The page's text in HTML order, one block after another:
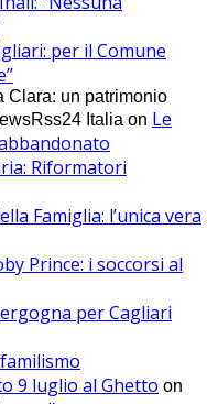
per il Comune
Clara: un patrimonio
Italia on Le
Riformatori
Famiglia: l’unica vera
Prince: i soccorsi al
per Cagliari
9 luglio al Ghetto on